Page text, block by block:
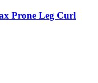
Prone Leg Curl